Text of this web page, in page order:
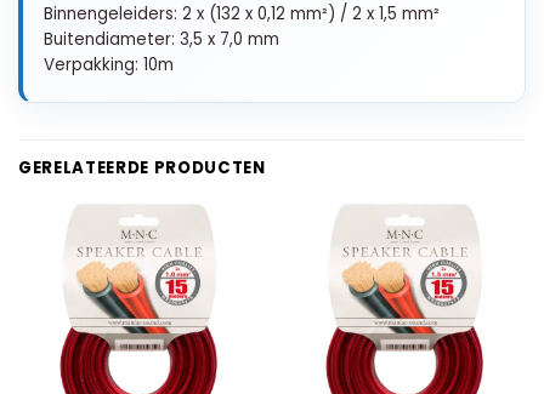
Binnengeleiders: 2 x (132 x 0,12 mm²) / 2 x 1,5 mm²
Buitendiameter: 3,5 x 7,0 mm
Verpakking: 10m
GERELATEERDE PRODUCTEN